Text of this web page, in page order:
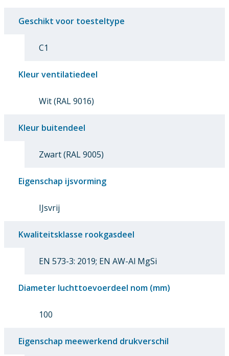
Geschikt voor toesteltype
C1
Kleur ventilatiedeel
Wit (RAL 9016)
Kleur buitendeel
Zwart (RAL 9005)
Eigenschap ijsvorming
IJsvrij
Kwaliteitsklasse rookgasdeel
EN 573-3: 2019; EN AW-Al MgSi
Diameter luchttoevoerdeel nom (mm)
100
Eigenschap meewerkend drukverschil